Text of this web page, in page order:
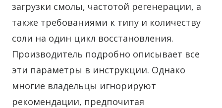
загрузки смолы, частотой регенерации, а
также требованиями к типу и количеству
соли на один цикл восстановления.
Производитель подробно описывает все
эти параметры в инструкции. Однако
многие владельцы игнорируют
рекомендации, предпочитая